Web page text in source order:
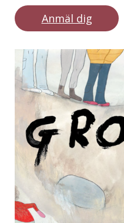
Anmäl dig